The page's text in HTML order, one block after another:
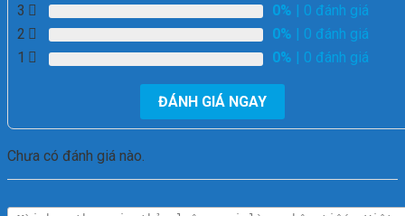
3
0% | 0 đánh giá
2
0% | 0 đánh giá
1
0% | 0 đánh giá
ĐÁNH GIÁ NGAY
Chưa có đánh giá nào.